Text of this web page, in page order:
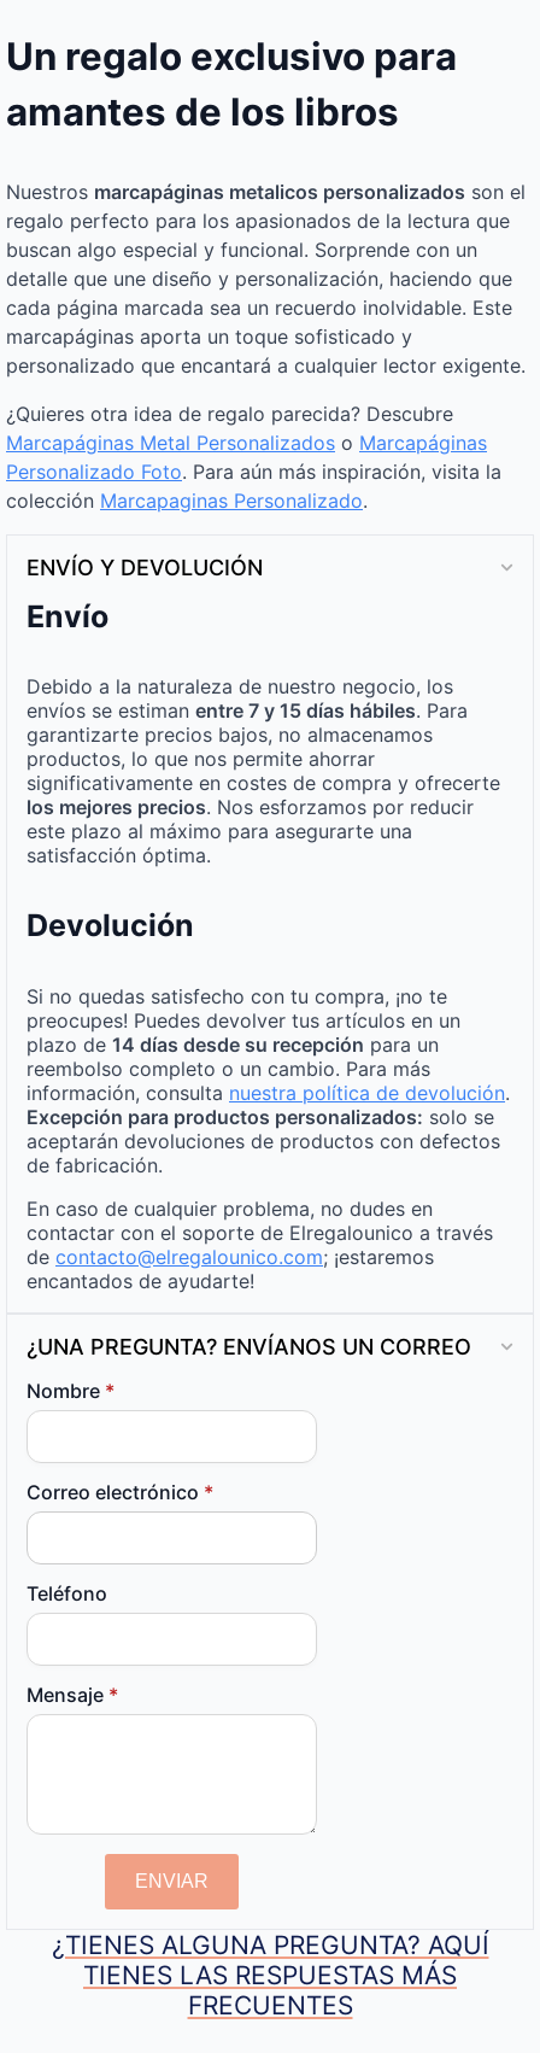
Un regalo exclusivo para
amantes de los libros
Nuestros marcapáginas metalicos personalizados son el
regalo perfecto para los apasionados de la lectura que
buscan algo especial y funcional. Sorprende con un
detalle que une diseño y personalización, haciendo que
cada página marcada sea un recuerdo inolvidable. Este
marcapáginas aporta un toque sofisticado y
personalizado que encantará a cualquier lector exigente.
¿Quieres otra idea de regalo parecida? Descubre
Marcapáginas Metal Personalizados o Marcapáginas
Personalizado Foto. Para aún más inspiración, visita la
colección Marcapaginas Personalizado.
ENVÍO Y DEVOLUCIÓN
Envío
Debido a la naturaleza de nuestro negocio, los
envíos se estiman entre 7 y 15 días hábiles. Para
garantizarte precios bajos, no almacenamos
productos, lo que nos permite ahorrar
significativamente en costes de compra y ofrecerte
los mejores precios. Nos esforzamos por reducir
este plazo al máximo para asegurarte una
satisfacción óptima.
Devolución
Si no quedas satisfecho con tu compra, ¡no te
preocupes! Puedes devolver tus artículos en un
plazo de 14 días desde su recepción para un
reembolso completo o un cambio. Para más
información, consulta nuestra política de devolución.
Excepción para productos personalizados: solo se
aceptarán devoluciones de productos con defectos
de fabricación.
En caso de cualquier problema, no dudes en
contactar con el soporte de Elregalounico a través
de contacto@elregalounico.com; ¡estaremos
encantados de ayudarte!
¿UNA PREGUNTA? ENVÍANOS UN CORREO
Nombre *
Correo electrónico *
Teléfono
Mensaje *
ENVIAR
¿TIENES ALGUNA PREGUNTA? AQUÍ
TIENES LAS RESPUESTAS MÁS
FRECUENTES